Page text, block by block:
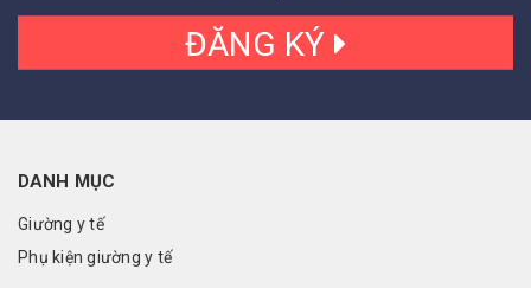
ĐĂNG KÝ
DANH MỤC
Giường y tế
Phụ kiện giường y tế